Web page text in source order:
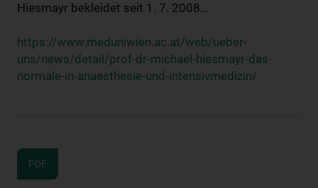
Hiesmayr bekleidet seit 1. 7. 2008...
https://www.meduniwien.ac.at/web/ueber-
uns/news/detail/prof-dr-michael-hiesmayr-das-
normale-in-anaesthesie-und-intensivmedizin/
PDF